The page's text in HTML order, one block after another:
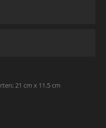
21 cm x 11.5 cm